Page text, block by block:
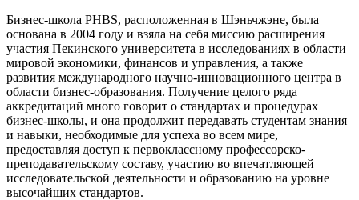
Бизнес-школа PHBS, расположенная в Шэньчжэне, была
основана в 2004 году и взяла на себя миссию расширения
участия Пекинского университета в исследованиях в области
мировой экономики, финансов и управления, а также
развития международного научно-инновационного центра в
области бизнес-образования. Получение целого ряда
аккредитаций много говорит о стандартах и процедурах
бизнес-школы, и она продолжит передавать студентам знания
и навыки, необходимые для успеха во всем мире,
предоставляя доступ к первоклассному профессорско-
преподавательскому составу, участию во впечатляющей
исследовательской деятельности и образованию на уровне
высочайших стандартов.